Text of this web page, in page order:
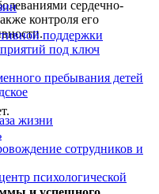
поддержки
под ключ
пребывания детей
жизни
сотрудников и
психологической
сердечно-
контроля его